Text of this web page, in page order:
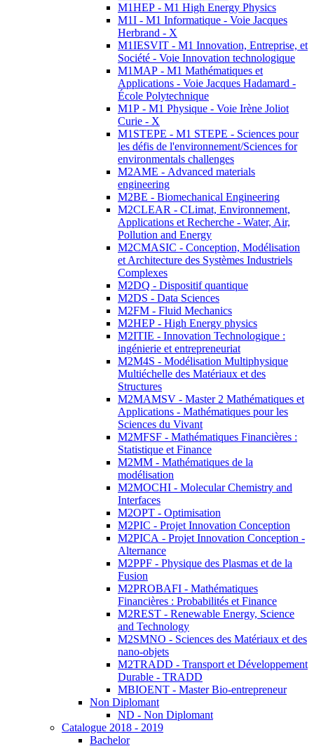
M1HEP - M1 High Energy Physics
M1I - M1 Informatique - Voie Jacques
Herbrand - X
M1IESVIT - M1 Innovation, Entreprise, et
Société - Voie Innovation technologique
M1MAP - M1 Mathématiques et
Applications - Voie Jacques Hadamard -
École Polytechnique
M1P - M1 Physique - Voie Irène Joliot
Curie - X
M1STEPE - M1 STEPE - Sciences pour
les défis de l'environnement/Sciences for
environmentals challenges
M2AME - Advanced materials
engineering
M2BE - Biomechanical Engineering
M2CLEAR - CLimat, Environnement,
Applications et Recherche - Water, Air,
Pollution and Energy
M2CMASIC - Conception, Modélisation
et Architecture des Systèmes Industriels
Complexes
M2DQ - Dispositif quantique
M2DS - Data Sciences
M2FM - Fluid Mechanics
M2HEP - High Energy physics
M2ITIE - Innovation Technologique :
ingénierie et entrepreneuriat
M2M4S - Modélisation Multiphysique
Multiéchelle des Matériaux et des
Structures
M2MAMSV - Master 2 Mathématiques et
Applications - Mathématiques pour les
Sciences du Vivant
M2MFSF - Mathématiques Financières :
Statistique et Finance
M2MM - Mathématiques de la
modélisation
M2MOCHI - Molecular Chemistry and
Interfaces
M2OPT - Optimisation
M2PIC - Projet Innovation Conception
M2PICA - Projet Innovation Conception -
Alternance
M2PPF - Physique des Plasmas et de la
Fusion
M2PROBAFI - Mathématiques
Financières : Probabilités et Finance
M2REST - Renewable Energy, Science
and Technology
M2SMNO - Sciences des Matériaux et des
nano-objets
M2TRADD - Transport et Développement
Durable - TRADD
MBIOENT - Master Bio-entrepreneur
Non Diplomant
ND - Non Diplomant
Catalogue 2018 - 2019
Bachelor